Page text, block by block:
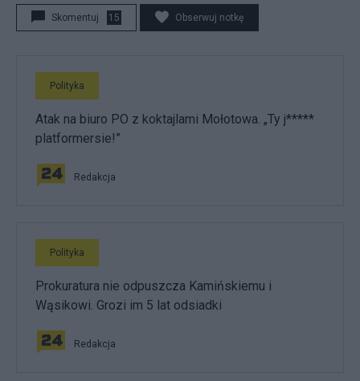
Skomentuj 15 Obserwuj notkę
Polityka
Atak na biuro PO z koktajlami Mołotowa. „Ty j*****
platformersie!”
Redakcja
Polityka
Prokuratura nie odpuszcza Kamińskiemu i
Wąsikowi. Grozi im 5 lat odsiadki
Redakcja